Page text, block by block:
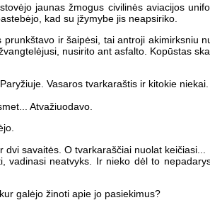
jaunas žmogus civilinės aviacijos
kad su įžymybe jis neapsiriko.
ir šaipėsi, tai antroji akimirksniu
nusirito ant asfalto. Kopūstas
Vasaros tvarkaraštis ir kitokie niekai.
Atvažiuodavo.
savaitės. O tvarkaraščiai nuolat keičiasi...
neatvyks. Ir nieko dėl to
galėjo žinoti apie jo pasiekimus?